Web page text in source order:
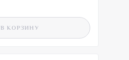
В КОРЗИНУ